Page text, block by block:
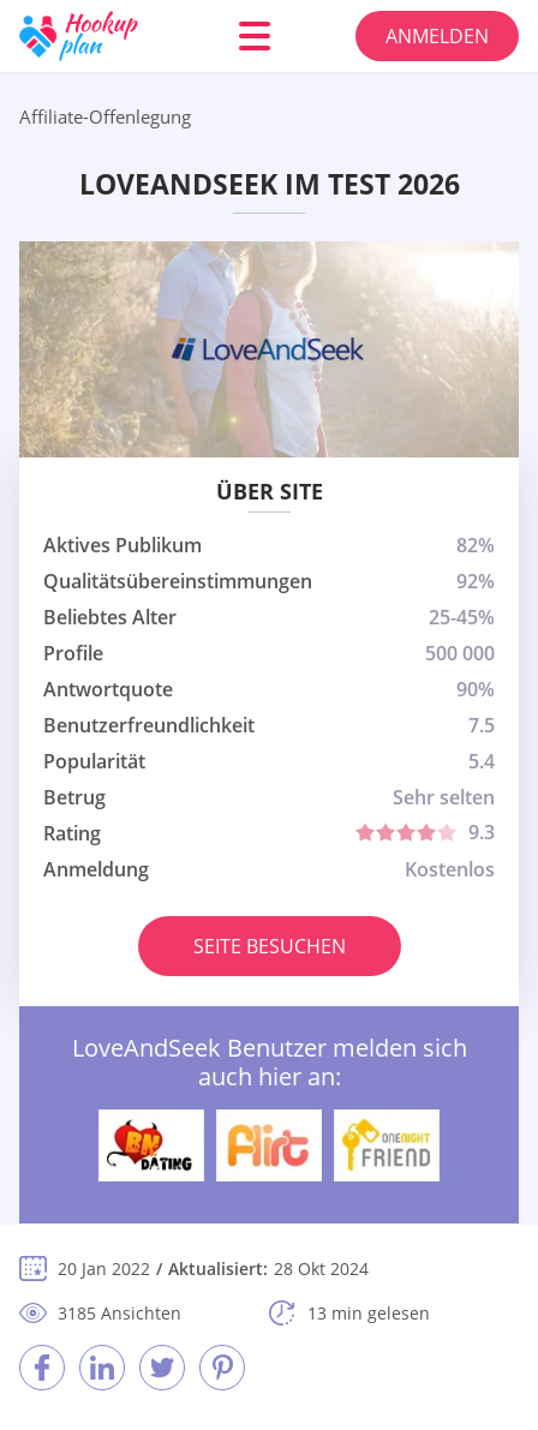
ANMELDEN
Affiliate-Offenlegung
LOVEANDSEEK IM TEST 2026
ÜBER SITE
Aktives Publikum
82%
Qualitätsübereinstimmungen
92%
Beliebtes Alter
25-45%
Profile
500 000
Antwortquote
90%
Benutzerfreundlichkeit
7.5
Popularität
5.4
Betrug
Sehr selten
Rating
9.3
Anmeldung
Kostenlos
SEITE BESUCHEN
LoveAndSeek Benutzer melden sich
auch hier an:
20 Jan 2022 Aktualisiert: 28 Okt 2024
3185 Ansichten
13 min gelesen